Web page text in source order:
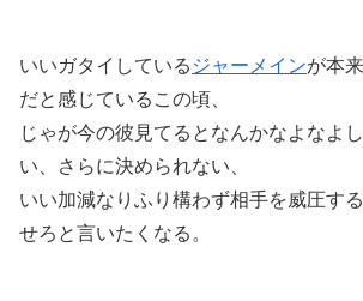
いいガタイしている ジャーメインが本
だと感じているこの頃、
じゃが今の彼見てるとなんかなよなよ
い、さらに決められない、
いい加減なりふり構わず相手を威圧す
せろと言いたくなる。